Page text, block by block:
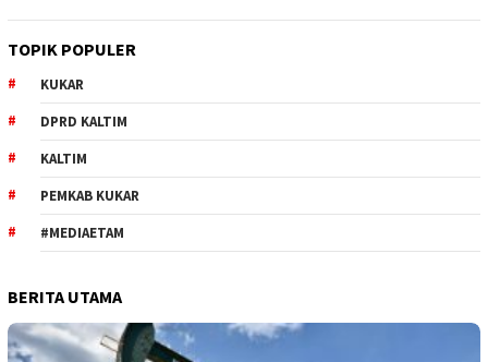
TOPIK POPULER
KUKAR
DPRD KALTIM
KALTIM
PEMKAB KUKAR
#MEDIAETAM
BERITA UTAMA